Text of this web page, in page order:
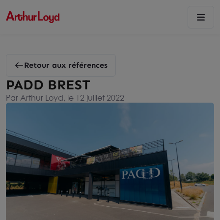
Retour aux références
PADD BREST
Par Arthur Loyd, le 12 juillet 2022